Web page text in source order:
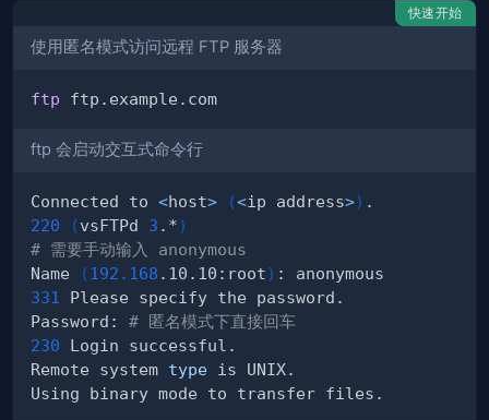
快速开始
使用匿名模式访问远程 FTP 服务器
ftp
ftp 会启动交互式命令行
Connected to <host> (<ip address>)
220
(vsFTPd 3 .*)
# 需要手动输入 anonymous
Name
(192.168 .10.10:root)
331
Password: # 匿名模式下直接回车
230
Remote system type